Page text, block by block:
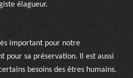
élagueur.
important pour notre
pour sa préservation. Il est aussi
besoins des êtres humains.